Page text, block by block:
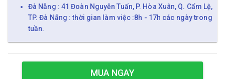
Đà Nẵng : 41 Đoàn Nguyễn Tuấn, P. Hòa Xuân, Q. Cẩm Lệ,
TP. Đà Nẵng : thời gian làm việc :8h - 17h các ngày trong
tuần.
MUA NGAY